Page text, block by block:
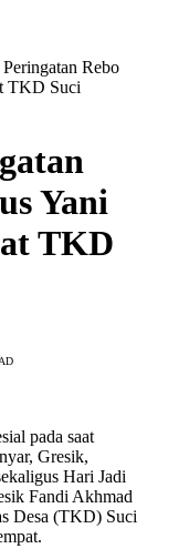
Rebo
TKD Suci
Yani
TKD
pada saat
Gresik,
Hari Jadi
Fandi Akhmad
Desa (TKD) Suci